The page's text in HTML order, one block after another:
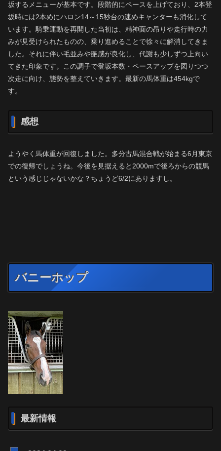
坂するメニューが基本です。段階的にペースを上げており、2本登
坂時には2本めにハロン14～15秒台の速めキャンターも消化して
います。騎乗運動を再開した当初は、精神面の昂りや走行時の力
みが見受けられたものの、乗り進めることで徐々に解消してきま
した。それに伴い毛並みや艶感が良化し、代謝も少しずつ上向い
てきた印象です。この調子で登坂本数・ペースアップを図りつつ
次走に向け、態勢を整えていきます。最新の馬体重は454kgで
す。
感想
ようやく馬体重が回復しました。多分古馬混合戦が始まる6月東京
での復帰でしょうね。今後を見据えると2000mで後ろからの競馬
という感じじゃないかな？ちょうど6/2にありますし。
バニーホップ
最新情報